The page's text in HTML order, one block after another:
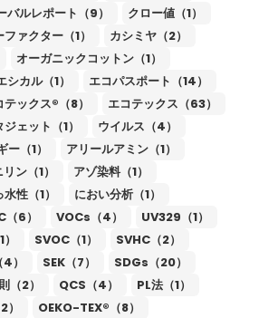
バルレポート（9）
クロー値（1）
ァクター（1）
カシミヤ（2）
オーガニックコットン（1）
シカル（1）
エコパスポート（14）
テックス®（8）
エコテックス（63）
ェット（1）
ウイルス（4）
ー（1）
アリールアミン（1）
ン（1）
アゾ染料（1）
性（1）
におい分析（1）
6） VOCs（4）
UV329（1）
SVOC（1）
SVHC（2）
） SEK（7）
SDGs（20）
（2） QCS（4）
PL法（1）
OEKO-TEX®（8）